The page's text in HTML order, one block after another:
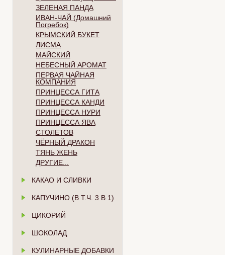
ЗЕЛЕНАЯ ПАНДА
ИВАН-ЧАЙ (Домашний
Погребок)
КРЫМСКИЙ БУКЕТ
ЛИСМА
МАЙСКИЙ
НЕБЕСНЫЙ АРОМАТ
ПЕРВАЯ ЧАЙНАЯ
КОМПАНИЯ
ПРИНЦЕССА ГИТА
ПРИНЦЕССА КАНДИ
ПРИНЦЕССА НУРИ
ПРИНЦЕССА ЯВА
СТОЛЕТОВ
ЧЁРНЫЙ ДРАКОН
ТЯНЬ ЖЕНЬ
ДРУГИЕ...
КАКАО И СЛИВКИ
КАПУЧИНО (В Т.Ч. 3 В 1)
ЦИКОРИЙ
ШОКОЛАД
КУЛИНАРНЫЕ ДОБАВКИ